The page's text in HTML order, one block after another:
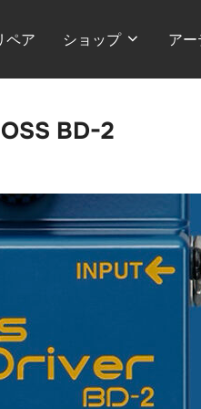
ペア ショップ アー
BD-2